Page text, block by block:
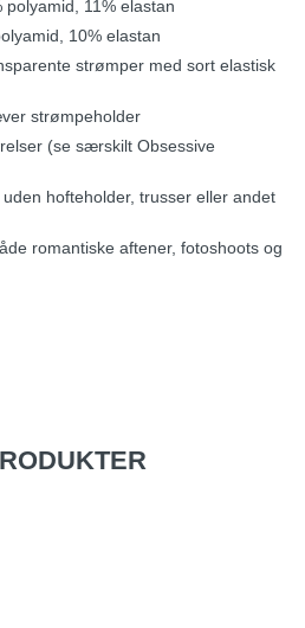
polyamid, 11% elastan
10% elastan
strømper med sort elastisk
strømpeholder
(se særskilt Obsessive
hofteholder, trusser eller andet
romantiske aftener, fotoshoots og